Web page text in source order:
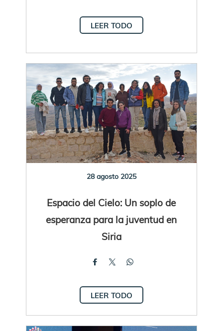
LEER TODO
28 agosto 2025
Espacio del Cielo: Un soplo de
esperanza para la juventud en
Siria
LEER TODO